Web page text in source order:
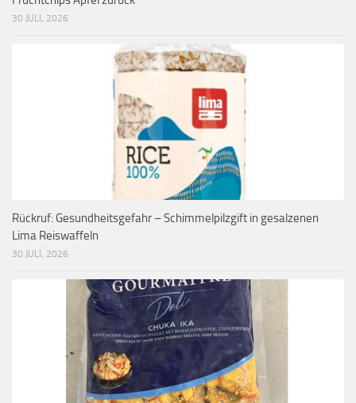
30 JULI, 2026
Rückruf: Gesundheitsgefahr – Schimmelpilzgift in gesalzenen
Lima Reiswaffeln
30 JULI, 2026